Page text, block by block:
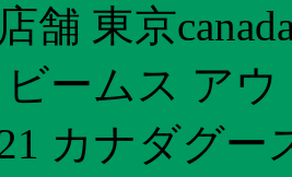
舗 東京
ビームス ア
カナダグ